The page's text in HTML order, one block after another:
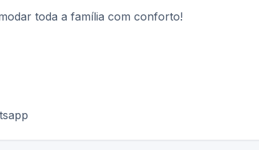
toda a família com conforto!